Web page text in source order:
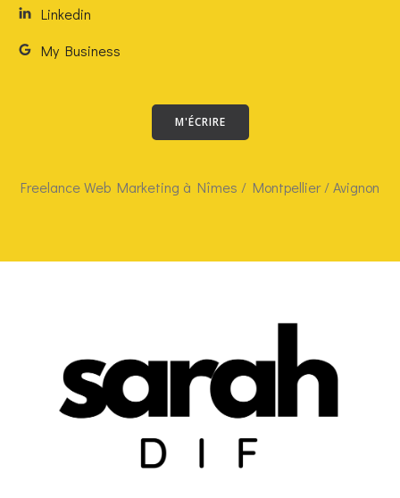
Linkedin
My Business
M'ÉCRIRE
Freelance Web Marketing à Nîmes / Montpellier / Avignon